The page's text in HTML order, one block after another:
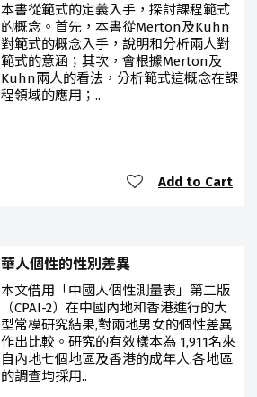
本書從範式的定義入手，探討課程範式
的概念。首先，本書從Merton及Kuhn
對範式的概念入手，說明和分析兩人對
範式的意涵；其次，會根據Merton及
Kuhn兩人的看法，分析範式這概念在課
程領域的應用；..
Add to Cart
華人個性的性別差異
本文借用「中國人個性測量表」第二版
（CPAI-2）在中國內地和香港進行的大
型常模研究結果,對兩地男女的個性差異
作出比較。研究的有效樣本為 1,911名來
自內地七個地區及香港的成年人,各地區
的調查均採用..